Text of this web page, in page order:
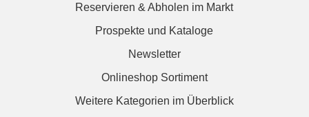
Reservieren & Abholen im Markt
Prospekte und Kataloge
Newsletter
Onlineshop Sortiment
Weitere Kategorien im Überblick